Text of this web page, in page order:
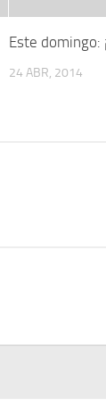
Este domingo:
24 ABR, 2014